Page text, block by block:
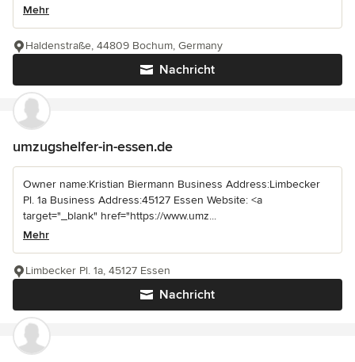
Mehr
Nachricht
Haldenstraße, 44809 Bochum, Germany
umzugshelfer-in-essen.de
Owner name:Kristian Biermann Business Address:Limbecker
Pl. 1a Business Address:45127 Essen Website: <a
target="_blank" href="https://www.umz...
Mehr
Nachricht
Limbecker Pl. 1a, 45127 Essen